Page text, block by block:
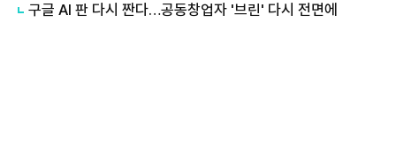
구글 AI 판 다시 짠다…공동창업자 '브린' 다시 전면에